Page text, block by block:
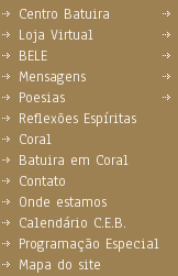
Centro Batuira
Loja Virtual
BELE
Mensagens
Poesias
Reflexões Espíritas
Coral
Batuira em Coral
Contato
Onde estamos
Calendário C.E.B.
Programação Especial
Mapa do site